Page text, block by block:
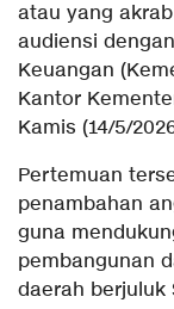
atau yang
audiensi
Keuangan
Kantor
Kamis (14/5/
Pertemuan
penambahan
guna
pembangunan
daerah berjuluk